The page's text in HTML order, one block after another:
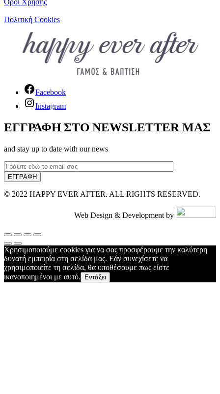
Πολιτική Cookies
Facebook
Instagram
ΕΓΓΡΑΦΗ ΣΤΟ NEWSLETTER ΜΑΣ
and stay up to date with our news
© 2022 HAPPY EVER AFTER. ALL RIGHTS RESERVED.
Web Design & Development by
Χρησιμοποιούμε cookies για να σας προσφέρουμε την καλύτερη
δυνατή εμπειρία στη σελίδα μας. Εάν συνεχίσετε να
χρησιμοποιείτε τη σελίδα, θα υποθέσουμε πως είστε
ικανοποιημένοι με αυτό.
Εντάξει